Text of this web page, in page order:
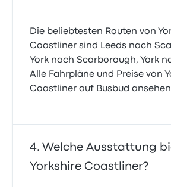
Die beliebtesten Routen von
Coastliner sind Leeds nach
York nach Scarborough, York
Alle Fahrpläne und Preise von
Coastliner auf Busbud
Welche Ausstattung
Yorkshire Coastliner?